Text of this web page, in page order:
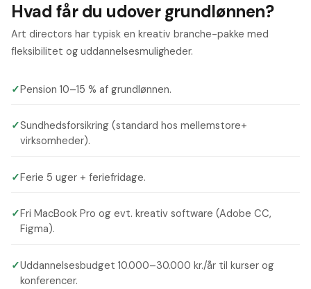
Hvad får du udover grundlønnen?
Art directors har typisk en kreativ branche-pakke med
fleksibilitet og uddannelsesmuligheder.
✓Pension 10–15 % af grundlønnen.
✓Sundhedsforsikring (standard hos mellemstore+
virksomheder).
✓Ferie 5 uger + feriefridage.
✓Fri MacBook Pro og evt. kreativ software (Adobe CC,
Figma).
✓Uddannelsesbudget 10.000–30.000 kr./år til kurser og
konferencer.